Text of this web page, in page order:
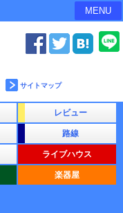
MENU
サイトマップ
レビュー
路線
ライブハウス
楽器屋